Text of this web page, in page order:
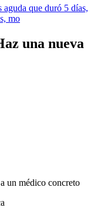
aguda que duró 5 días,
mo
una nueva
un médico concreto